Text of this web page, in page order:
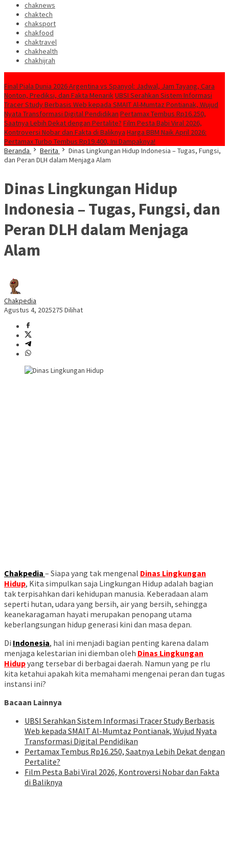
chaknews
chaktech
chaksport
chakfood
chaktravel
chakhealth
chakhijrah
Final Piala Dunia 2026 Argentina vs Spanyol: Jadwal, Jam Tayang, Cara
Nonton, Prediksi, dan Fakta MenarikUBSI Serahkan Sistem Informasi
Tracer Study Berbasis Web kepada SMAIT Al-Mumtaz Pontianak, Wujud
Nyata Transformasi Digital Pendidikan Pertamax Tembus Rp16.250,
Saatnya Lebih Dekat dengan Pertalite? Film Pesta Babi Viral 2026,
Kontroversi Nobar dan Fakta di Baliknya Harga BBM Naik April 2026:
Pertamax Turbo Tembus Rp19.400, Ini Dampaknya!
Beranda
Berita
Dinas Lingkungan Hidup Indonesia – Tugas, Fungsi,
dan Peran DLH dalam Menjaga Alam
Dinas Lingkungan Hidup
Indonesia – Tugas, Fungsi, dan
Peran DLH dalam Menjaga
Alam
Chakpedia
Agustus 4, 2025275 Dilihat
Chakpedia – Siapa yang tak mengenal Dinas Lingkungan
Hidup, Kita simpulkan saja Lingkungan Hidup adalah bagian
tak terpisahkan dari kehidupan manusia. Keberadaan alam
seperti hutan, udara yang bersih, air yang bersih, sehingga
keanekaragaman hayati merupakan penopang utama
keberlangsungan hidup generasi kini dan masa depan.
Di Indonesia, hal ini menjadi bagian penting karena dalam
menjaga kelestarian ini diemban oleh Dinas Lingkungan
Hidupyang tersebar di berbagai daerah. Namun yang pe rlu
kita ketahui apakah kita memahami mengenai peran dan tugas
instansi ini?
Bacaan Lainnya
UBSI Serahkan Sistem Informasi Tracer Study Berbasis
Web kepada SMAIT Al-Mumtaz Pontianak, Wujud Nyata
Transformasi Digital Pendidikan
Pertamax Tembus Rp16.250, Saatnya Lebih Dekat dengan
Pertalite?
Film Pesta Babi Viral 2026, Kontroversi Nobar dan Fakta
di Baliknya